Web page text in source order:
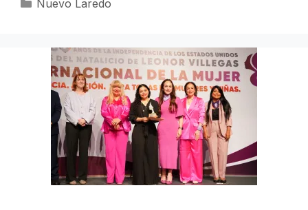
Nuevo Laredo